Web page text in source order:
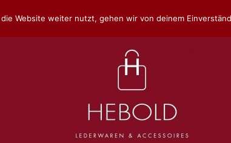
die Website weiter nutzt, gehen wir von deinem